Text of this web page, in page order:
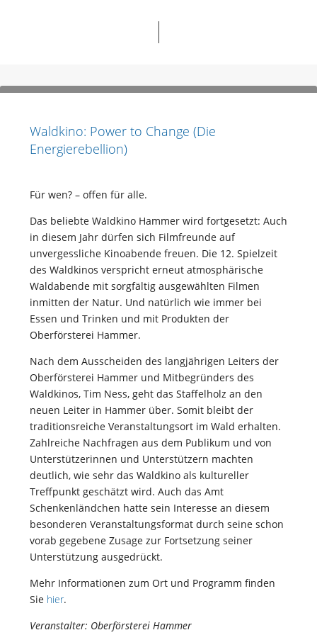
Waldkino: Power to Change (Die
Energierebellion)
Für wen? – offen für alle.
Das beliebte Waldkino Hammer wird fortgesetzt: Auch
in diesem Jahr dürfen sich Filmfreunde auf
unvergessliche Kinoabende freuen. Die 12. Spielzeit
des Waldkinos verspricht erneut atmosphärische
Waldabende mit sorgfältig ausgewählten Filmen
inmitten der Natur. Und natürlich wie immer bei
Essen und Trinken und mit Produkten der
Oberförsterei Hammer.
Nach dem Ausscheiden des langjährigen Leiters der
Oberförsterei Hammer und Mitbegründers des
Waldkinos, Tim Ness, geht das Staffelholz an den
neuen Leiter in Hammer über. Somit bleibt der
traditionsreiche Veranstaltungsort im Wald erhalten.
Zahlreiche Nachfragen aus dem Publikum und von
Unterstützerinnen und Unterstützern machten
deutlich, wie sehr das Waldkino als kultureller
Treffpunkt geschätzt wird. Auch das Amt
Schenkenländchen hatte sein Interesse an diesem
besonderen Veranstaltungsformat durch seine schon
vorab gegebene Zusage zur Fortsetzung seiner
Unterstützung ausgedrückt.
Mehr Informationen zum Ort und Programm finden
Sie hier.
Veranstalter: Oberförsterei Hammer